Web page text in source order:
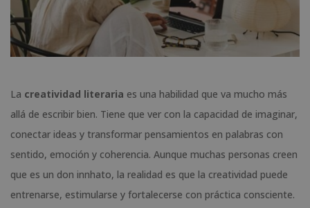
La creatividad literaria es una habilidad que va mucho más
allá de escribir bien. Tiene que ver con la capacidad de imaginar,
conectar ideas y transformar pensamientos en palabras con
sentido, emoción y coherencia. Aunque muchas personas creen
que es un don innhato, la realidad es que la creatividad puede
entrenarse, estimularse y fortalecerse con práctica consciente.